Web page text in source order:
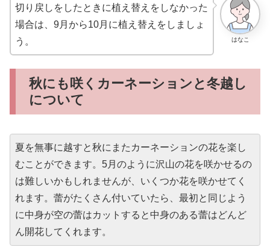
はなこ
切り戻しをしたときに植え替えをしなかった
場合は、9月から10月に植え替えをしましょ
う。
秋にも咲くカーネーションと冬越し
について
夏を無事に越すと秋にまたカーネーションの花を楽し
むことができます。5月のように沢山の花を咲かせるの
は難しいかもしれませんが、いくつか花を咲かせてく
れます。蕾がたくさん付いていたら、最初と同じよう
に中身が空の蕾はカットすると中身のある蕾はどんど
ん開花してくれます。